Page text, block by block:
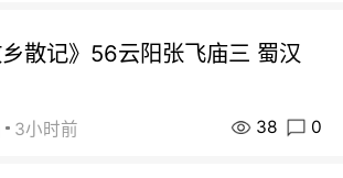
散记》56云阳张飞庙三 蜀汉
3小时前 38 0